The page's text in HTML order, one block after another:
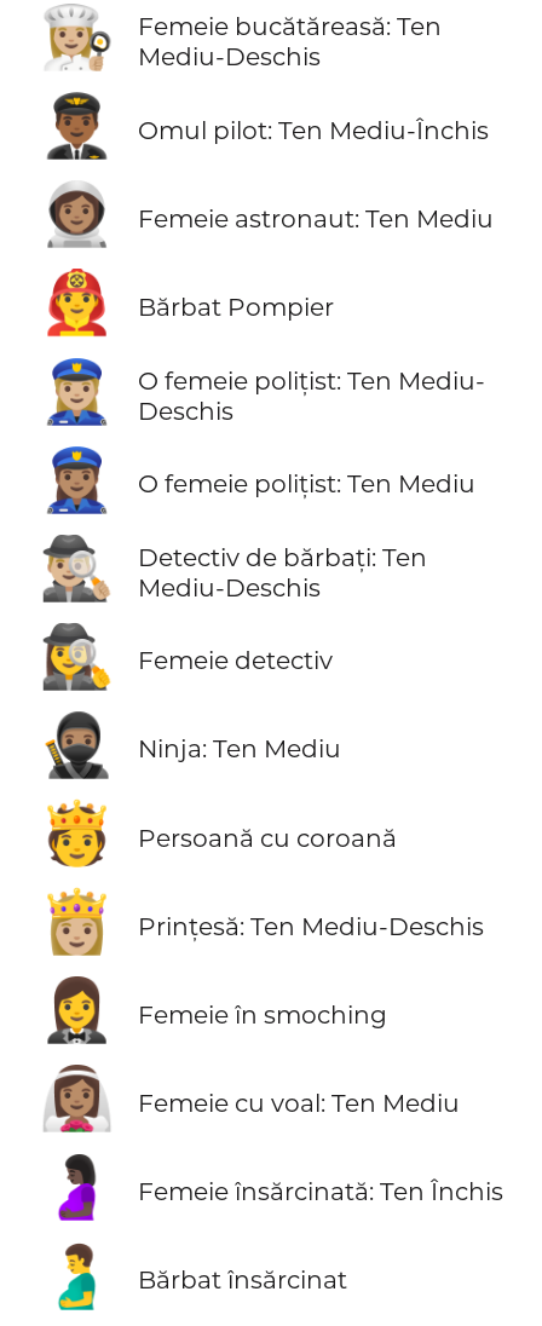
👩🏼‍🍳
Femeie bucătăreasă: Ten
Mediu-Deschis
👨🏾‍✈️ Omul pilot: Ten Mediu-Închis
👩🏽‍🚀 Femeie astronaut: Ten Mediu
👨‍🚒 Bărbat Pompier
👮🏼‍♀️
O femeie polițist: Ten Mediu-
Deschis
👮🏽‍♀️ O femeie polițist: Ten Mediu
🕵🏼‍♂️
Detectiv de bărbați: Ten
Mediu-Deschis
🕵️‍♀️ Femeie detectiv
🥷🏽 Ninja: Ten Mediu
🫅 Persoană cu coroană
👸🏼 Prințesă: Ten Mediu-Deschis
🤵‍♀️ Femeie în smoching
👰🏽‍♀️ Femeie cu voal: Ten Mediu
🤰🏿 Femeie însărcinată: Ten Închis
🫃 Bărbat însărcinat